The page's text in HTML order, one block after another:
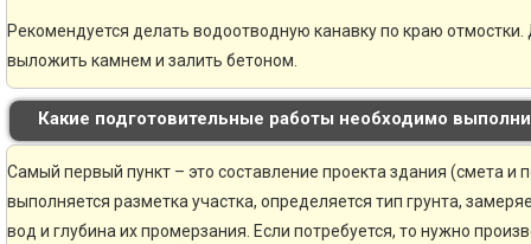
Рекомендуется делать водоотводную канавку по краю
выложить камнем и залить бетоном.
Какие подготовительные работы необходимо
Самый первый пункт – это составление проекта здания (смета и
выполняется разметка участка, определяется тип грунта,
вод и глубина их промерзания. Если потребуется, то нужно